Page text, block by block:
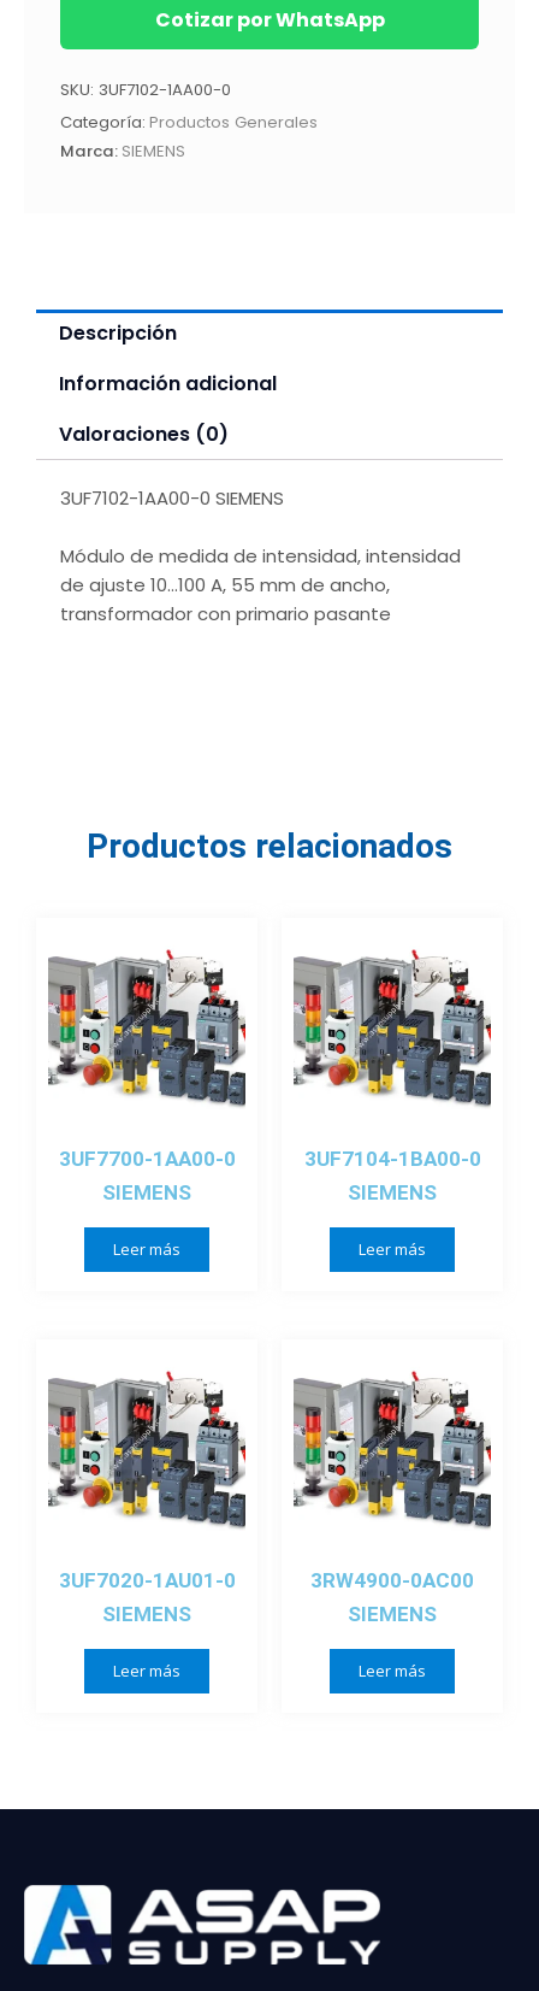
Cotizar por WhatsApp
SKU: 3UF7102-1AA00-0
Categoría: Productos Generales
Marca: SIEMENS
Descripción
Información adicional
Valoraciones (0)
3UF7102-1AA00-0 SIEMENS
Módulo de medida de intensidad, intensidad
de ajuste 10…100 A, 55 mm de ancho,
transformador con primario pasante
Productos relacionados
3UF7700-1AA00-0
SIEMENS
Leer más
3UF7104-1BA00-0
SIEMENS
Leer más
3UF7020-1AU01-0
SIEMENS
Leer más
3RW4900-0AC00
SIEMENS
Leer más